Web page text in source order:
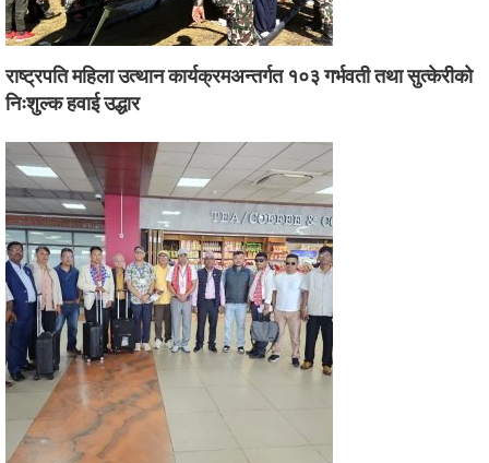
राष्ट्रपति महिला उत्थान कार्यक्रमअन्तर्गत १०३ गर्भवती तथा सुत्केरीको
निःशुल्क हवाई उद्धार